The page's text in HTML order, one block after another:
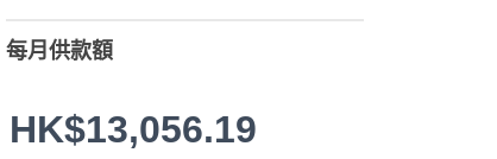
每月供款額
HK$13,056.19